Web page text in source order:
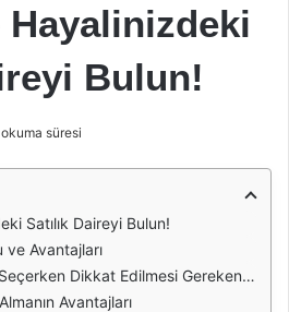
Hayalinizdeki
Bulun!
süresi
Satılık Daireyi Bulun!
ve Avantajları
Dikkat Edilmesi Gerekenler
Avantajları